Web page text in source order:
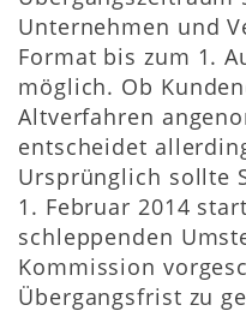
Unternehmen und
Format bis zum 1.
möglich. Ob
Altverfahren
entscheidet
Ursprünglich sollte
1. Februar 2014
schleppenden
Kommission
Übergangsfrist zu